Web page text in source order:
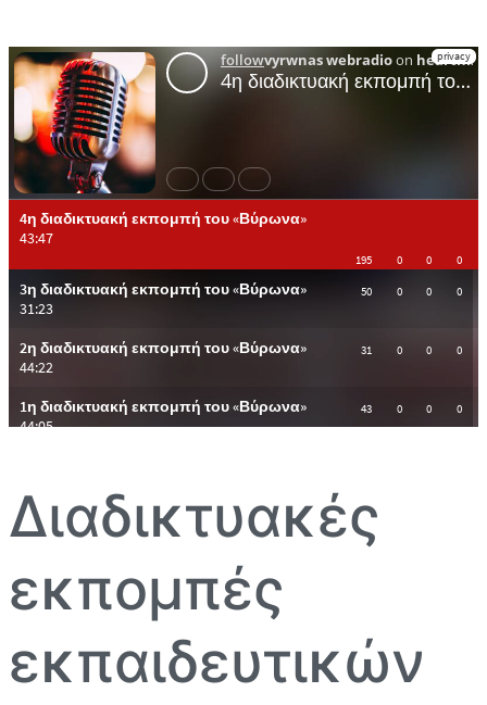
Διαδικτυακές
εκπομπές
εκπαιδευτικών